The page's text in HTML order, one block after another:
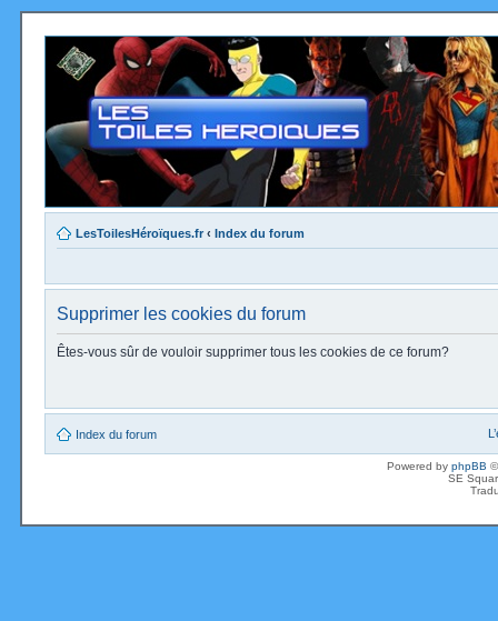
LesToilesHéroïques.fr ‹ Index du forum
Supprimer les cookies du forum
Êtes-vous sûr de vouloir supprimer tous les cookies de ce forum?
Index du forum
Powered by phpBB
SE